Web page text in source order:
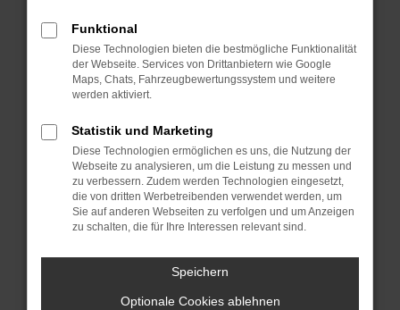
Fenster?
Starte dein Gerät neu.
Das kann manchmal helfen, vorübergehende
Probleme zu beheben.
Betriebssystem auf dem neuesten Stand
sind.
Veraltete Software birgt nicht nur ein
Sicherheitsrisiko, sondern kann auch dazu
führen, dass bestimmte Funktionen nicht mehr
unterstützt werden.
Wende dich an den Webseitenbetreiber.
Wenn du alle oben genannten Schritte versucht
hast, kontaktiere uns bitte. Wir werden
Funktional
Diese Technologien bieten die bestmögliche Funktionalität
der Webseite. Services von Drittanbietern wie Google
Maps, Chats, Fahrzeugbewertungssystem und weitere
werden aktiviert.
Statistik und Marketing
Diese Technologien ermöglichen es uns, die Nutzung der
Webseite zu analysieren, um die Leistung zu messen und
zu verbessern. Zudem werden Technologien eingesetzt,
die von dritten Werbetreibenden verwendet werden, um
Sie auf anderen Webseiten zu verfolgen und um Anzeigen
zu schalten, die für Ihre Interessen relevant sind.
Speichern
Optionale Cookies ablehnen